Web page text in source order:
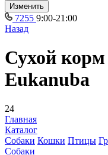
Изменить
7255 9:00-21:00
Назад
Сухой корм
Eukanuba
24
Главная
Каталог
Собаки Кошки Птицы
Собаки